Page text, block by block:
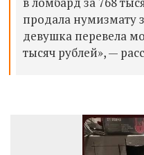
продала нумизмату
девушка перевела
тысяч рублей», —